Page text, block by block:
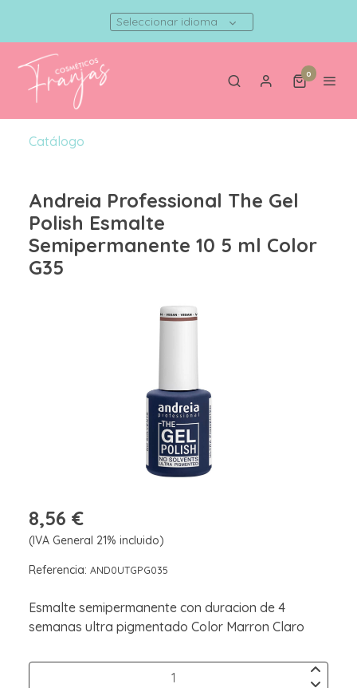
Seleccionar idioma
0
Catálogo
Andreia Professional The Gel
Polish Esmalte
Semipermanente 10 5 ml Color
G35
8,56 €
(IVA General 21% incluido)
Referencia: AND0UTGPG035
Esmalte semipermanente con duracion de 4
semanas ultra pigmentado Color Marron Claro